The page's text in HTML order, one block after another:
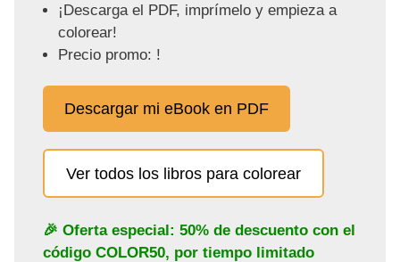
¡Descarga el PDF, imprímelo y empieza a
colorear!
Precio promo: !
Descargar mi eBook en PDF
Ver todos los libros para colorear
🎉 Oferta especial: 50% de descuento con el
código COLOR50, por tiempo limitado